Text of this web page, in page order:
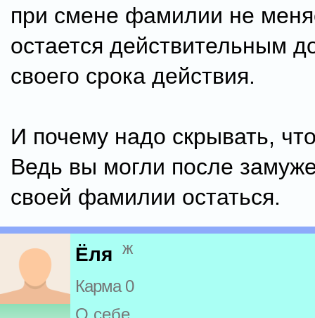
при смене фамилии не
остается действительным
своего срока действия.
И почему надо скрывать,
Ведь вы могли после
своей фамилии остаться.
Ёля ж
Карма 0